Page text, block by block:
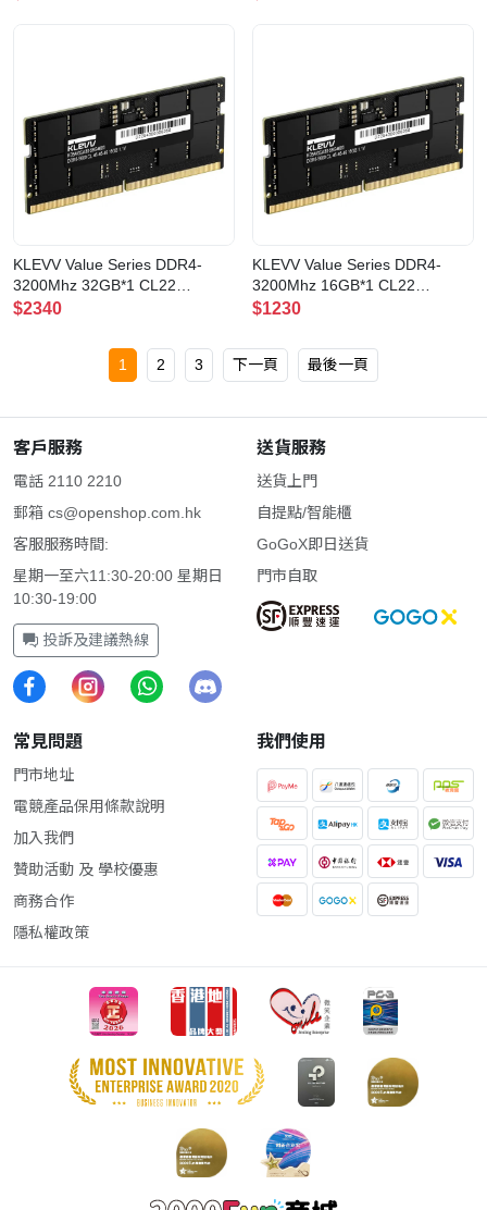
KLEVV Value Series DDR4-
3200Mhz 32GB*1 CL22
SODIMM(SO32-KD4BGSA80-
$2340
KLEVV Value Series DDR4-
3200Mhz 16GB*1 CL22
SODIMM(SO16-KD4AGSA80-
$1230
1 2 3 下一頁 最後一頁
客戶服務
電話 2110 2210
郵箱 cs@openshop.com.hk
客服服務時間:
星期一至六11:30-20:00 星期日
10:30-19:00
投訴及建議熱線
送貨服務
送貨上門
自提點/智能櫃
GoGoX即日送貨
門市自取
常見問題
門市地址
電競產品保用條款說明
加入我們
贊助活動 及 學校優惠
商務合作
隱私權政策
我們使用